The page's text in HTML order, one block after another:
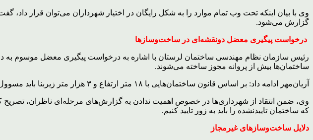
وی با بیان اینکه تحت وب تمام موارد را به شکل رایگان در اختیار شهرداران می‌توان قرار
گزارش می‌شود.
درخواست پیگیری معضل دونقشه‌ای در ساخت‌وسازها
رئیس سازمان نظام مهندسی ساختمان لرستان با اشاره به درخواست پیگیری معضل موسوم به
ساختمان‌ها بیش از پروانه مجوز ساخته می‌شوند.
آریان‌مهر ادامه داد: بر اساس قانون ساختمان‌هایی با ۱۸ متر ارتفاع و ۳ هزار متر زیربنا باید مسوول ایمنی ساختمان داشته باشد، در صورت ناایمن بودن سازه‌ای و وسایل انفرادی، باید مجهز شوند.
وی، ضمن انتقاد از شهرداری‌ها در خصوص اهمیت ندادن به گزارش‌های مرحله‌ای ناظران، تصریح
که ساختمان تاییدنشده را باید به زور تایید کنیم.
دلایل ساخت‌وسازهای غیرمجاز